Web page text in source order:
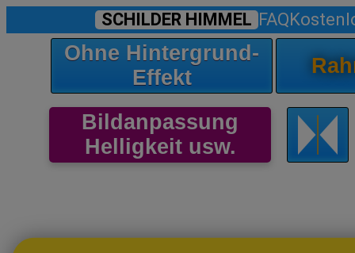
SCHILDER HIMMEL FAQ
Ohne Hintergrund-
Effekt
Bildanpassung
Helligkeit usw.